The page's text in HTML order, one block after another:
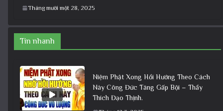
Tháng mười một 28, 2025
Tin nhanh
Niệm Phật Xong Hồi Hướng Theo Cách
Này Công Đức Tăng Gấp Bội – Thầy
Thích Đạo Thịnh.